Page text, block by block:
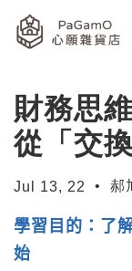
財務思
從「交
Jul 13, 22 • 郝
學習目的：了
始